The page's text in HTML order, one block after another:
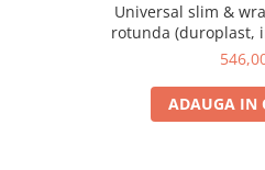
Universal slim &
rotunda (duroplast,
close, detasabil cu
rapida) |
ADAUGA IN